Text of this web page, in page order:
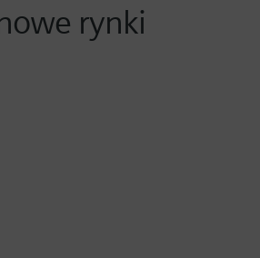
rynki